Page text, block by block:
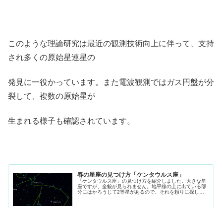
このような理論研究は最近の観測技術向上に伴って、支持
され多くの原始星連星の
発見に一役かっています。また電波観測ではガス円盤が分
裂して、複数の原始星が
生まれる様子も確認されています。
春の星座の見つけ方「ケンタウルス座」
「ケンタウルス座」の見つけ方を紹介しました。大きな星
座ですが、全貌が見られません。地平線の上に出ている部
分にはかろうじて2等星があるので、それを頼りに探して